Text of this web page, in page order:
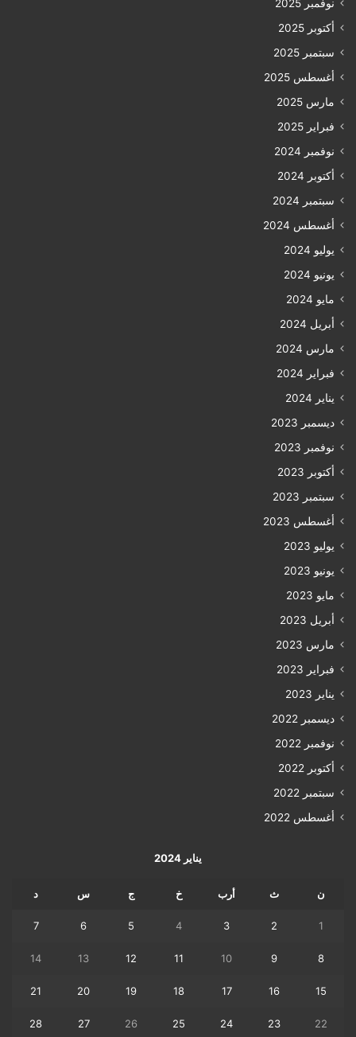
نوفمبر 2025
أكتوبر 2025
سبتمبر 2025
أغسطس 2025
مارس 2025
فبراير 2025
نوفمبر 2024
أكتوبر 2024
سبتمبر 2024
أغسطس 2024
يوليو 2024
يونيو 2024
مايو 2024
أبريل 2024
مارس 2024
فبراير 2024
يناير 2024
ديسمبر 2023
نوفمبر 2023
أكتوبر 2023
سبتمبر 2023
أغسطس 2023
يوليو 2023
يونيو 2023
مايو 2023
أبريل 2023
مارس 2023
فبراير 2023
يناير 2023
ديسمبر 2022
نوفمبر 2022
أكتوبر 2022
سبتمبر 2022
أغسطس 2022
يناير 2024
ن ث أرب خ ج س د
1
2
3
4
5
6
7
8
9
10
11
12
13
14
15
16
17
18
19
20
21
22
23
24
25
26
27
28